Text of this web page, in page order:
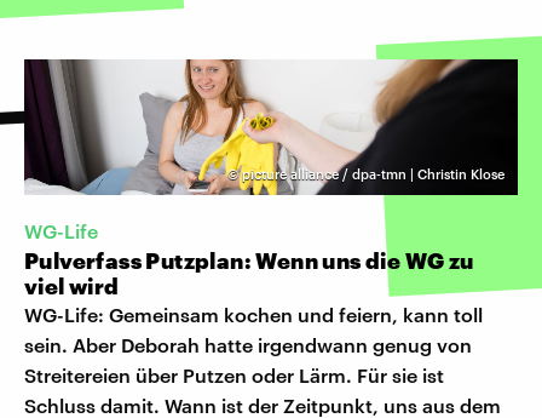
©picture alliance / dpa-tmn | Christin Klose
WG-Life
Pulverfass Putzplan: Wenn uns die WG zu
viel wird
WG-Life: Gemeinsam kochen und feiern, kann toll
sein. Aber Deborah hatte irgendwann genug von
Streitereien über Putzen oder Lärm. Für sie ist
Schluss damit. Wann ist der Zeitpunkt, uns aus dem